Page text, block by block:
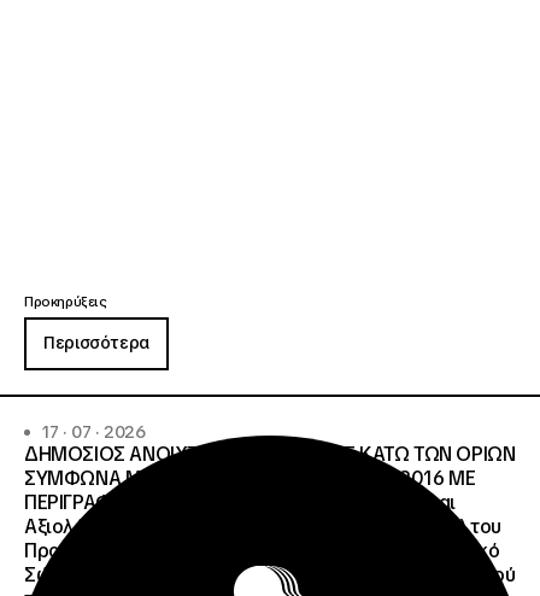
Προκηρύξεις
Περισσότερα
17 · 07 · 2026
ΔΗΜΟΣΙΟΣ ΑΝΟΙΧΤΟΣ ΔΙΑΓΩΝΙΣΜΟΣ ΚΑΤΩ ΤΩΝ ΟΡΙΩΝ
ΣΥΜΦΩΝΑ ΜΕ ΤΟ ΑΡΘΡΟ 107 ΤΟΥ Ν.4412/2016 ΜΕ
ΠΕΡΙΓΡΑΦΗ: Διοργάνωση Κύκλου Κατάρτισης και
Αξιολόγησης (Training and Evaluation Cycle – TEC) του
Προγράμματος European Solidarity Corps (Ευρωπαϊκό
Σώμα Αλληλεγγύης) της Εθνικής Μονάδας Συντονισμού